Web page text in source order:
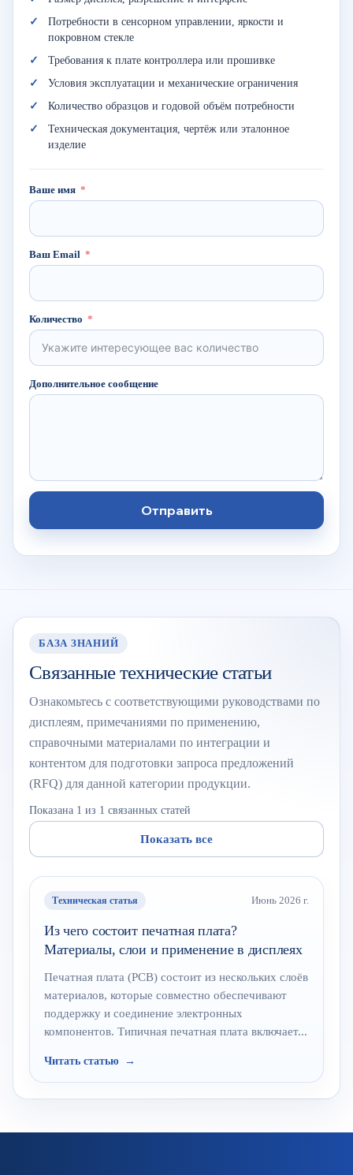
Потребности в сенсорном управлении, яркости и
покровном стекле
Требования к плате контроллера или прошивке
Условия эксплуатации и механические ограничения
Количество образцов и годовой объём потребности
Техническая документация, чертёж или эталонное
изделие
Ваше имя
Ваш Email
Количество
Дополнительное сообщение
Отправить
БАЗА ЗНАНИЙ
Связанные технические статьи
Ознакомьтесь с соответствующими руководствами по
дисплеям, примечаниями по применению,
справочными материалами по интеграции и
контентом для подготовки запроса предложений
(RFQ) для данной категории продукции.
Показана 1 из 1 связанных статей
Показать все
Техническая статья Июнь 2026 г.
Из чего состоит печатная плата?
Материалы, слои и применение в дисплеях
Печатная плата (PCB) состоит из нескольких слоёв
материалов, которые совместно обеспечивают
поддержку и соединение электронных
компонентов. Типичная печатная плата включает...
Читать статью